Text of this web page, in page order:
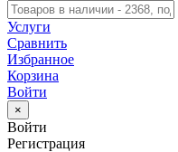
Услуги
Сравнить
Избранное
Корзина
Войти
×
Войти
Регистрация